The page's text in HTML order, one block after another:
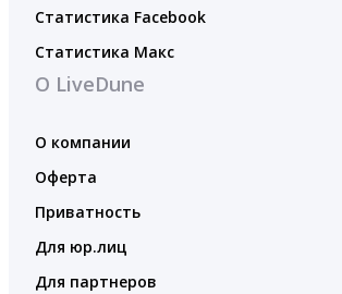
Статистика Facebook
Статистика Макс
О LiveDune
О компании
Оферта
Приватность
Для юр.лиц
Для партнеров